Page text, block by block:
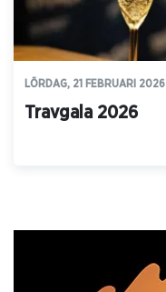
LÖRDAG, 21 FEBRUARI 2026
Travgala 2026